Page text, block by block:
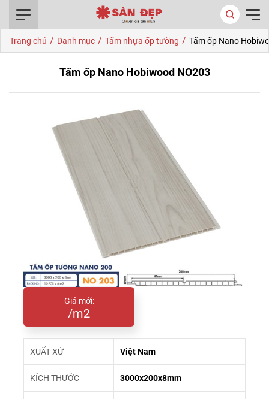
Trang chủ / Danh mục / Tấm nhựa ốp tường / Tấm ốp Nano
Tấm ốp Nano Hobiwood NO203
Giá mới:
/m2
XUẤT XỨ Việt Nam
KÍCH THƯỚC 3000x200x8mm